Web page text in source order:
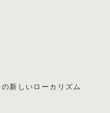
新しいローカリズム